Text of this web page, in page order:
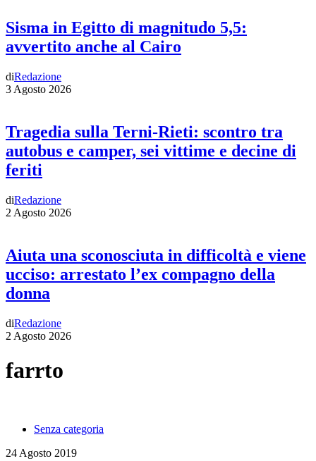
Sisma in Egitto di magnitudo 5,5:
avvertito anche al Cairo
diRedazione
3 Agosto 2026
Tragedia sulla Terni-Rieti: scontro tra
autobus e camper, sei vittime e decine di
feriti
diRedazione
2 Agosto 2026
Aiuta una sconosciuta in difficoltà e viene
ucciso: arrestato l’ex compagno della
donna
diRedazione
2 Agosto 2026
farrto
Senza categoria
24 Agosto 2019